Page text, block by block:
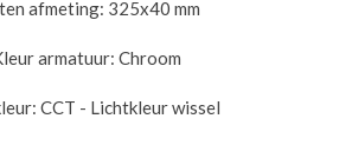
afmeting: 325x40 mm
armatuur: Chroom
CCT - Lichtkleur wissel